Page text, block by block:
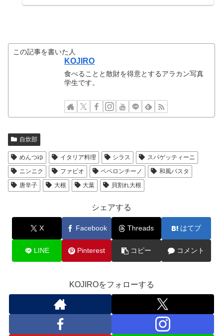
この記事を書いた人
KOJIRO
食べることと散財を得意とするアラカン写真
学生です。
自炊部
めんつゆ イタリア料理 シラス
スパゲッティーニ
ニンニク
ファビオ ペペロンチーノ
和風パスタ
唐辛子
大根 大葉 貝割れ大根
シェアする
X Facebook Threads はてブ
LINE Pinterest コピー コメント
KOJIROをフォローする